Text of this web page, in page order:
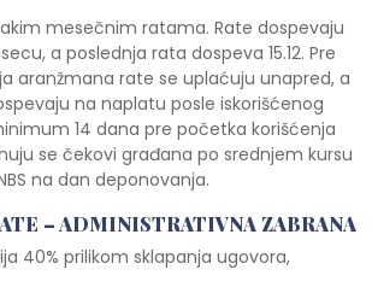
mesečnim ratama. Rate dospevaju
a poslednja rata dospeva 15.12. Pre
aranžmana rate se uplaćuju unapred, a
na naplatu posle iskorišćenog
14 dana pre početka korišćenja
se čekovi građana po srednjem kursu
na dan deponovanja.
– ADMINISTRATIVNA ZABRANA
40% prilikom sklapanja ugovora,